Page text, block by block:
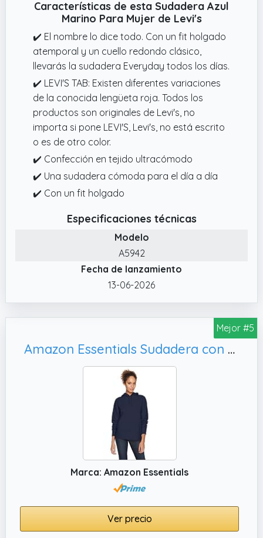
Características de esta Sudadera Azul
Marino Para Mujer de Levi's
✔️ El nombre lo dice todo. Con un fit holgado
atemporal y un cuello redondo clásico,
llevarás la sudadera Everyday todos los días.
✔️ LEVI'S TAB: Existen diferentes variaciones
de la conocida lengüeta roja. Todos los
productos son originales de Levi's, no
importa si pone LEVI'S, Levi's, no está escrito
o es de otro color.
✔️ Confección en tejido ultracómodo
✔️ Una sudadera cómoda para el día a día
✔️ Con un fit holgado
Especificaciones técnicas
Modelo
A5942
Fecha de lanzamiento
13-06-2026
Mejor #5
Amazon Essentials Sudadera con Capucha y Corte Regular de Felpa Francesa (Disponible En Tallas Grandes) Mujer, S
Marca: Amazon Essentials
Ver precio